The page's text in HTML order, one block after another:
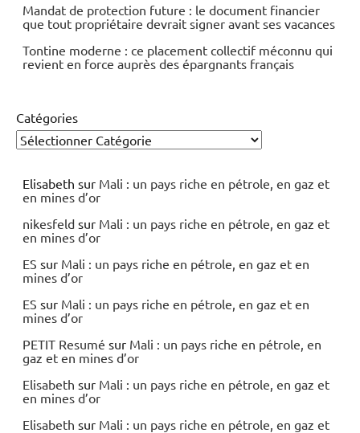
Mandat de protection future : le document financier
que tout propriétaire devrait signer avant ses vacances
Tontine moderne : ce placement collectif méconnu qui
revient en force auprès des épargnants français
Catégories
Elisabeth sur Mali : un pays riche en pétrole, en gaz et
en mines d’or
nikesfeld sur Mali : un pays riche en pétrole, en gaz et
en mines d’or
ES sur Mali : un pays riche en pétrole, en gaz et en
mines d’or
ES sur Mali : un pays riche en pétrole, en gaz et en
mines d’or
PETIT Resumé sur Mali : un pays riche en pétrole, en
gaz et en mines d’or
Elisabeth sur Mali : un pays riche en pétrole, en gaz et
en mines d’or
Elisabeth sur Mali : un pays riche en pétrole, en gaz et